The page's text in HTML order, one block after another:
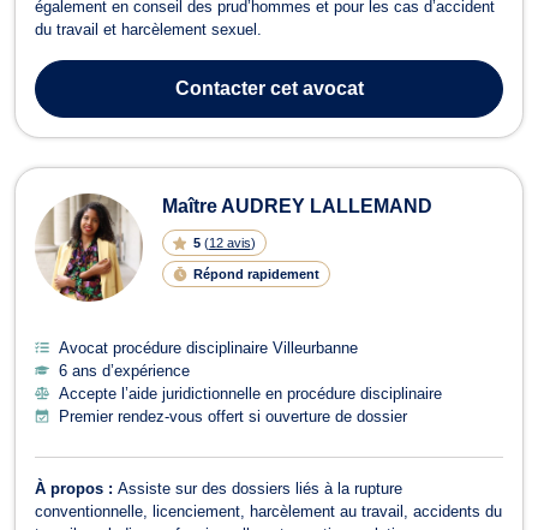
également en conseil des prud’hommes et pour les cas d’accident
du travail et harcèlement sexuel.
Contactercet avocat
Maître AUDREY LALLEMAND
5 (12 avis)
Répond rapidement
Avocat procédure disciplinaire Villeurbanne
6 ans d’expérience
Accepte l’aide juridictionnelle en procédure disciplinaire
Premier rendez-vous offert si ouverture de dossier
À propos : Assiste sur des dossiers liés à la rupture
conventionnelle, licenciement, harcèlement au travail, accidents du